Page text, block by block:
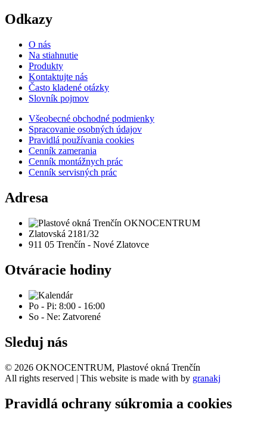
Odkazy
O nás
Na stiahnutie
Produkty
Kontaktujte nás
Často kladené otázky
Slovník pojmov
Všeobecné obchodné podmienky
Spracovanie osobných údajov
Pravidlá používania cookies
Cenník zamerania
Cenník montážnych prác
Cenník servisných prác
Adresa
Zlatovská 2181/32
911 05 Trenčín - Nové Zlatovce
Otváracie hodiny
Po - Pi: 8:00 - 16:00
So - Ne: Zatvorené
Sleduj nás
© 2026 OKNOCENTRUM, Plastové okná Trenčín
All rights reserved | This website is made with by granakj
Pravidlá ochrany súkromia a cookies